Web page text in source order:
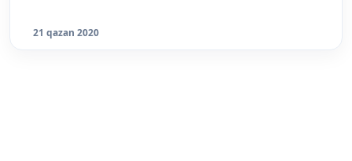
21 qazan 2020